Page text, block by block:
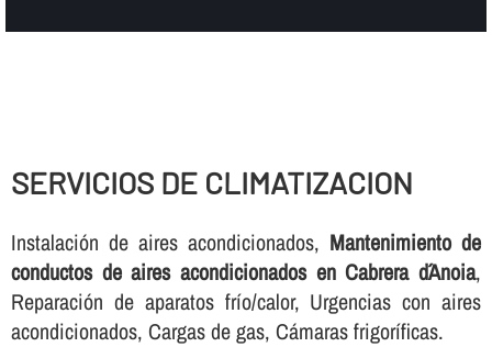
SERVICIOS DE CLIMATIZACION
Instalación de aires acondicionados, Mantenimiento de
conductos de aires acondicionados en Cabrera d´Anoia,
Reparación de aparatos frí­o/calor, Urgencias con aires
acondicionados, Cargas de gas, Cámaras frigorí­ficas.